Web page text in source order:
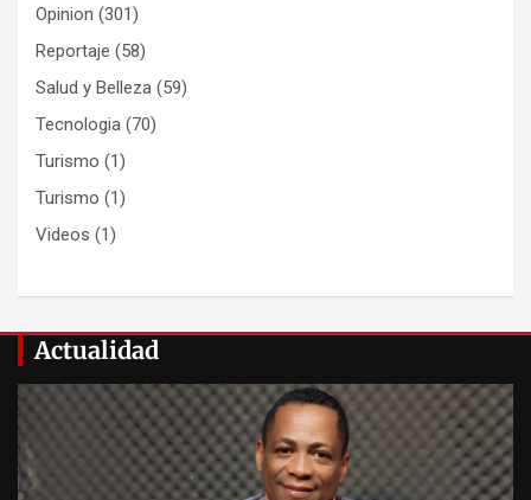
Opinion (301)
Reportaje (58)
Salud y Belleza (59)
Tecnologia (70)
Turismo (1)
Turismo (1)
Videos (1)
Actualidad